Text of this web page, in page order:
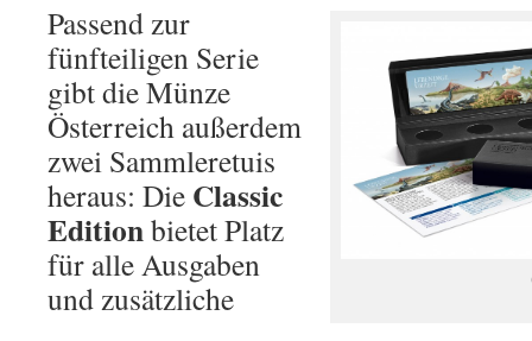
Passend zur
fünfteiligen Serie
gibt die Münze
Österreich außerdem
zwei Sammleretuis
heraus: Die Classic
Editionbietet Platz
für alle Ausgaben
und zusätzliche